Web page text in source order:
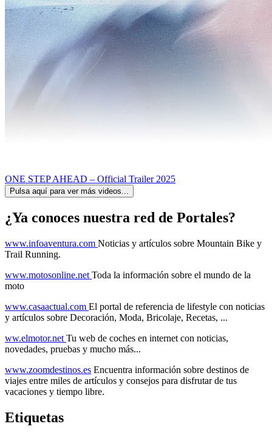
ONE STEP AHEAD – Official Trailer 2025
Pulsa aquí para ver más videos...
¿Ya conoces nuestra red de Portales?
www.infoaventura.com Noticias y artículos sobre Mountain Bike y
Trail Running.
www.motosonline.net Toda la información sobre el mundo de la
moto
www.casaactual.com El portal de referencia de lifestyle con noticias
y artículos sobre Decoración, Moda, Bricolaje, Recetas, ...
ww.elmotor.net Tu web de coches en internet con noticias,
novedades, pruebas y mucho más...
www.zoomdestinos.es Encuentra información sobre destinos de
viajes entre miles de artículos y consejos para disfrutar de tus
vacaciones y tiempo libre.
Etiquetas